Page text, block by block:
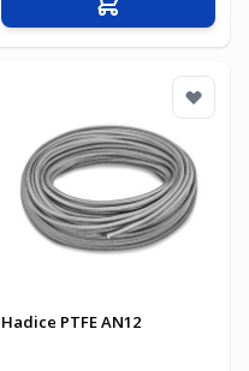
Přidat do košíku
Hadice PTFE AN12